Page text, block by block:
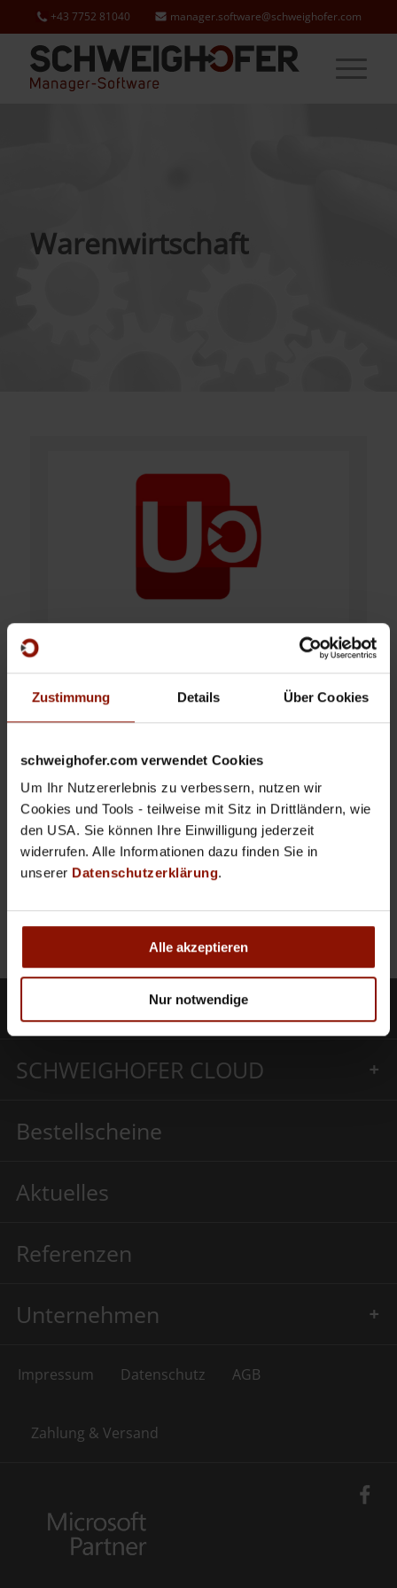
Zustimmung Details Über Cookies
schweighofer.com verwendet Cookies
Um Ihr Nutzererlebnis zu verbessern, nutzen wir
Cookies und Tools - teilweise mit Sitz in Drittländern, wie
den USA. Sie können Ihre Einwilligung jederzeit
widerrufen. Alle Informationen dazu finden Sie in
unserer Datenschutzerklärung.
Alle akzeptieren
Nur notwendige
+43 7752 81040 manager.software@schweighofer.com
Warenwirtschaft
ab €550,00
Die modular aufgebaute und flexible ERP/CRM-
Rechnungen und Gutschriften für Ein- und Verkauf.
weiterlesen >>
ANFRAGE STELLEN
SCHWEIGHOFER CLOUD
Bestellscheine
Aktuelles
Referenzen
Unternehmen
Impressum Datenschutz AGB
Zahlung & Versand